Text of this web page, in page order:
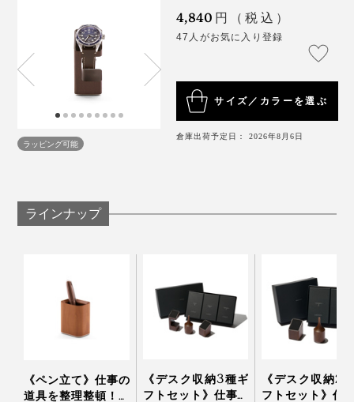
木の色も、木目も美しい、オブジェのような佇まいで
腕時計のベルトが通る、サイドから大きく削り込んだ部
ミマツ工芸の2代目社長、實松英樹（さねまつ・ひで
き）さんは、職人として、腕を磨いていましたが、ある
思いを抱えていました。
「家具のパーツは売れていたけれど、私たちは、タンス
そして、この地域に木工所は多いけれど、おたがい、何
でも、やっぱり、自分たちの仕事を、まわりに知っても
らいたいし、買ってくれた人の顔や声を知りたい」
年に、『M.SCOOP』が誕生しました。
ラッピング可能
4,840 円（税込）
47人がお気に入り登録
サイズ／カラーを選ぶ
倉庫出荷予定日： 2026年8月6日
ラインナップ
《ペン立て》仕事の
道具を整理整頓！木
《デスク収納3種ギ
フトセット》仕事の
《デスク収納2
フトセット》仕